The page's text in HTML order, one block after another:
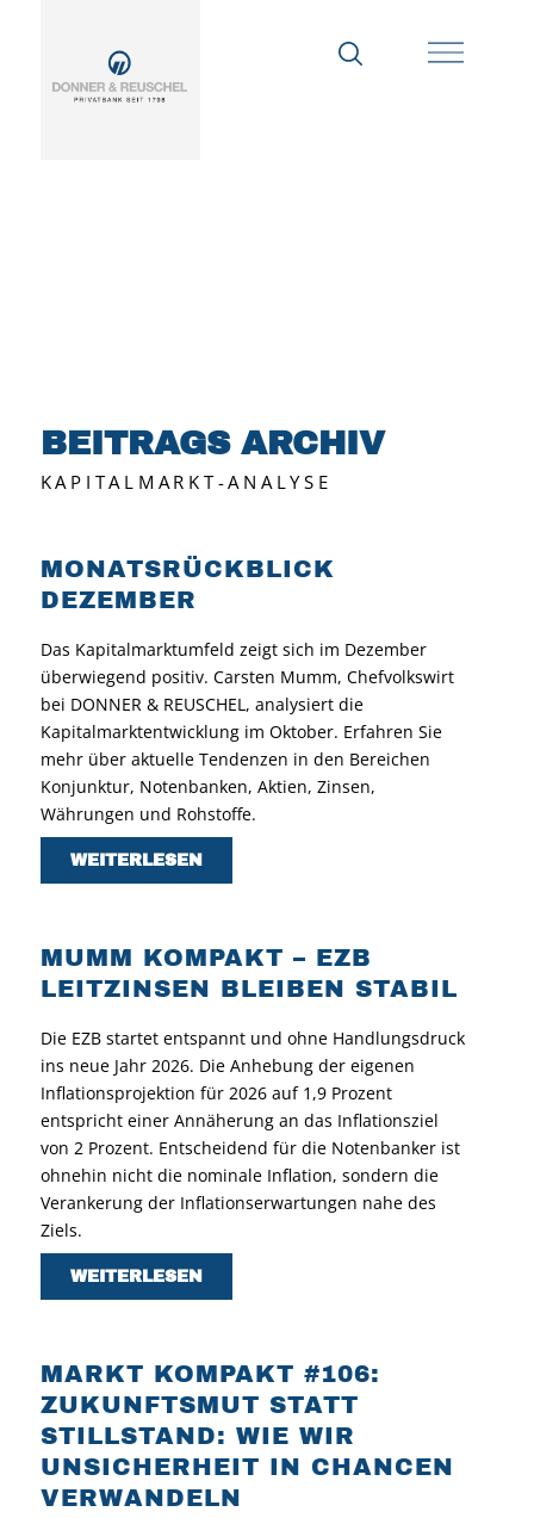
BEITRAGS ARCHIV
KAPITALMARKT-ANALYSE
MONATSRÜCKBLICK
DEZEMBER
Das Kapitalmarktumfeld zeigt sich im Dezember
überwiegend positiv. Carsten Mumm, Chefvolkswirt
bei DONNER & REUSCHEL, analysiert die
Kapitalmarktentwicklung im Oktober. Erfahren Sie
mehr über aktuelle Tendenzen in den Bereichen
Konjunktur, Notenbanken, Aktien, Zinsen,
Währungen und Rohstoffe.
WEITERLESEN
MUMM KOMPAKT – EZB
LEITZINSEN BLEIBEN STABIL
Die EZB startet entspannt und ohne Handlungsdruck
ins neue Jahr 2026. Die Anhebung der eigenen
Inflationsprojektion für 2026 auf 1,9 Prozent
entspricht einer Annäherung an das Inflationsziel
von 2 Prozent. Entscheidend für die Notenbanker ist
ohnehin nicht die nominale Inflation, sondern die
Verankerung der Inflationserwartungen nahe des
Ziels.
WEITERLESEN
MARKT KOMPAKT #106:
ZUKUNFTSMUT STATT
STILLSTAND: WIE WIR
UNSICHERHEIT IN CHANCEN
VERWANDELN